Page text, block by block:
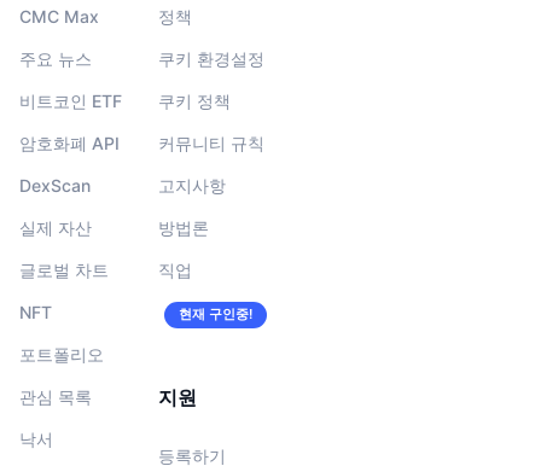
CMC Max
주요 뉴스
비트코인 ETF
암호화폐 API
DexScan
실제 자산
글로벌 차트
NFT
포트폴리오
관심 목록
낙서
정책
쿠키 환경설정
쿠키 정책
커뮤니티 규칙
고지사항
방법론
직업
현재 구인중!
지원
등록하기